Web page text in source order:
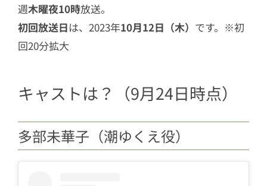
週木曜夜10時放送。
初回放送日は、2023年10月12日（木） です。※初
回20分拡大
キャストは？（9月24日時点）
多部未華子（潮ゆくえ役）